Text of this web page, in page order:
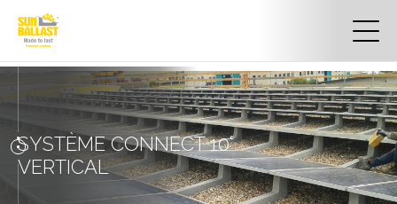
SYSTÈME CONNECT 10°
VERTICAL